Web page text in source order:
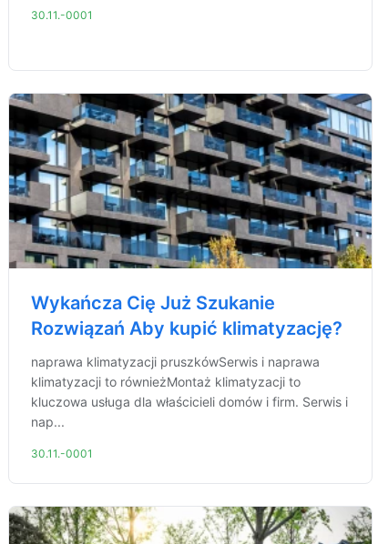
30.11.-0001
Wykańcza Cię Już Szukanie
Rozwiązań Aby kupić klimatyzację?
naprawa klimatyzacji pruszkówSerwis i naprawa
klimatyzacji to równieżMontaż klimatyzacji to
kluczowa usługa dla właścicieli domów i firm. Serwis i
nap...
30.11.-0001